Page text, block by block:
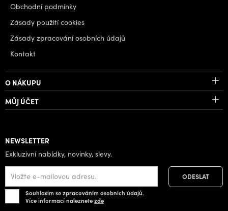
Obchodní podmínky
Zásady použití cookies
Zásady zpracování osobních údajů
Kontakt
O NÁKUPU
MŮJ ÚČET
NEWSLETTER
Exkluzivní nabídky, novinky, slevy.
Souhlasím se zpracováním osobních údajů.
Více informací naleznetezde